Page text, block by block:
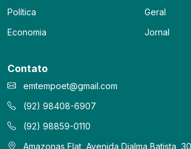
Política
Economia
Geral
Jornal
Contato
emtempoet@gmail.com
(92) 98408-6907
(92) 98859-0110
Amazonas Flat, Avenida Djalma Batista,